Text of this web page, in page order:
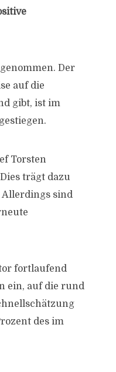
Der
auf die
gibt, ist im
Torsten
trägt dazu
Allerdings sind
fortlaufend
ein, auf die rund
des im